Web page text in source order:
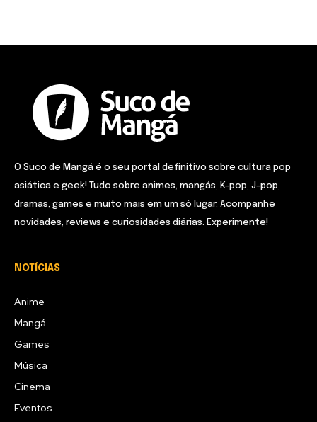
O Suco de Mangá é o seu portal definitivo sobre cultura pop
asiática e geek! Tudo sobre animes, mangás, K-pop, J-pop,
dramas, games e muito mais em um só lugar. Acompanhe
novidades, reviews e curiosidades diárias. Experimente!
NOTÍCIAS
Anime
Mangá
Games
Música
Cinema
Eventos